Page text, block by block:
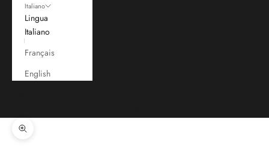
Italiano
Lingua
Italiano
Français
English
Ingrandisci immagine